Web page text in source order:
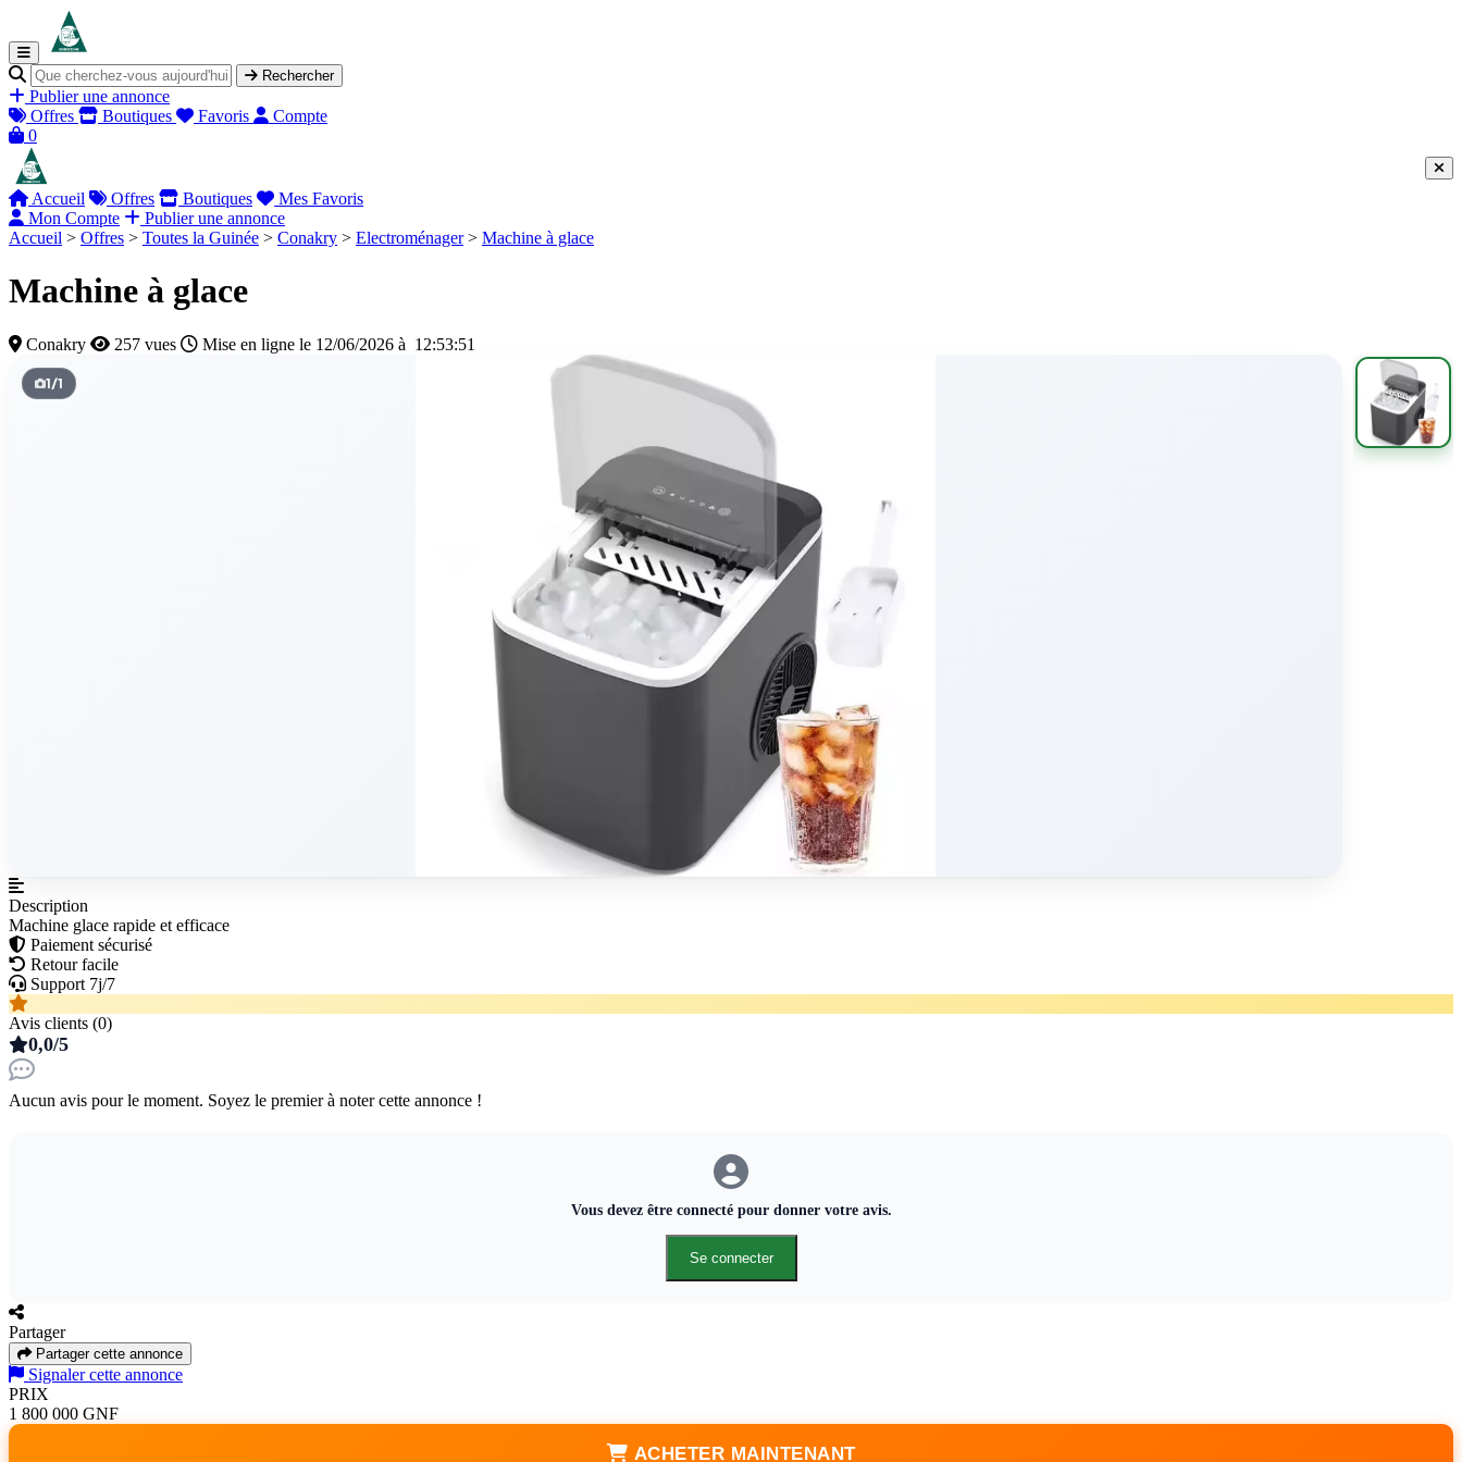
Rechercher
Publier une annonce
Offres
Boutiques Favoris
Compte
0
Accueil Offres Boutiques
Mes Favoris
Mon Compte
Publier une annonce
Accueil > Offres > Toutes la Guinée > Conakry > Electroménager> Machine à glace
Machine à glace
Conakry 257 vues Mise en ligne le 12/06/2026 à 12:53:51
1/1
Description
Machine glace rapide et efficace
Paiement sécurisé
Retour facile
Support 7j/7
Avis clients (0)
0,0/5
Aucun avis pour le moment. Soyez le premier à noter cette annonce !
Vous devez être connecté pour donner votre avis.
Se connecter
Partager
Partager cette annonce
Signaler cette annonce
PRIX
1 800 000 GNF
ACHETER MAINTENANT